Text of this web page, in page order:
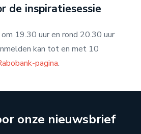
de inspiratiesessie
19.30 uur en rond 20.30 uur
kan tot en met 10
pagina.
onze nieuwsbrief